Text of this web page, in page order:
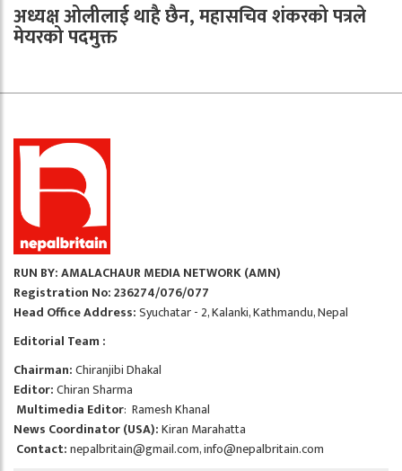
अध्यक्ष ओलीलाई थाहै छैन, महासचिव शंकरको पत्रले
मेयरको पदमुक्त
RUN BY: AMALACHAUR MEDIA NETWORK (AMN)
Registration No: 236274/076/077
Head Office Address:Syuchatar - 2, Kalanki, Kathmandu, Nepal
Editorial Team :
Chairman:Chiranjibi Dhakal
Editor:Chiran Sharma
Multimedia Editor: Ramesh Khanal
News Coordinator (USA):Kiran Marahatta
Contact:nepalbritain@gmail.com,info@nepalbritain.com